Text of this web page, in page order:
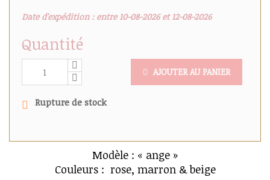
Date d'expédition : entre 10-08-2026 et 12-08-2026
Quantité
AJOUTER AU PANIER
Rupture de stock
Modèle : « ange »
Couleurs : rose, marron & beige